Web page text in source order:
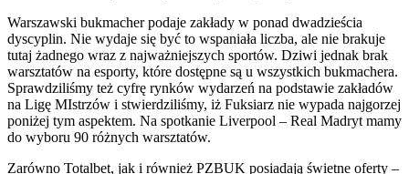
Warszawski bukmacher podaje zakłady w ponad dwadzieścia
dyscyplin. Nie wydaje się być to wspaniała liczba, ale nie brakuje
tutaj żadnego wraz z najważniejszych sportów. Dziwi jednak brak
warsztatów na esporty, które dostępne są u wszystkich bukmachera.
Sprawdziliśmy też cyfrę rynków wydarzeń na podstawie zakładów
na Ligę MIstrzów i stwierdziliśmy, iż Fuksiarz nie wypada najgorzej
poniżej tym aspektem. Na spotkanie Liverpool – Real Madryt mamy
do wyboru 90 różnych warsztatów.
Zarówno Totalbet, jak i również PZBUK posiadają świetne oferty –